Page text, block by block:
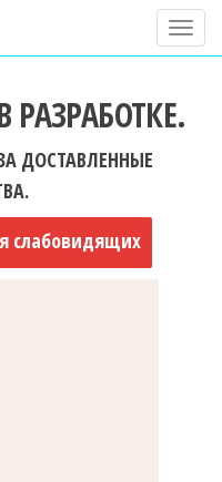
П
о
а
РАЗРАБОТКЕ.
ДОСТАВЛЕННЫЕ
слабовидящих